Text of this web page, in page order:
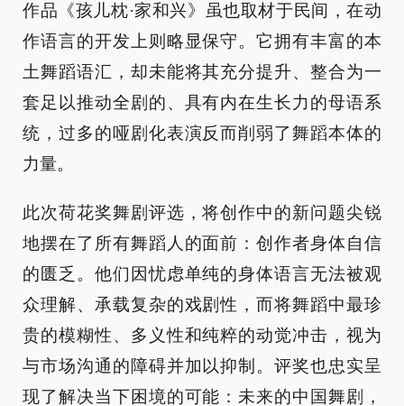
作品《孩儿枕·家和兴》虽也取材于民间，在动
作语言的开发上则略显保守。它拥有丰富的本
土舞蹈语汇，却未能将其充分提升、整合为一
套足以推动全剧的、具有内在生长力的母语系
统，过多的哑剧化表演反而削弱了舞蹈本体的
力量。
此次荷花奖舞剧评选，将创作中的新问题尖锐
地摆在了所有舞蹈人的面前：创作者身体自信
的匮乏。他们因忧虑单纯的身体语言无法被观
众理解、承载复杂的戏剧性，而将舞蹈中最珍
贵的模糊性、多义性和纯粹的动觉冲击，视为
与市场沟通的障碍并加以抑制。评奖也忠实呈
现了解决当下困境的可能：未来的中国舞剧，